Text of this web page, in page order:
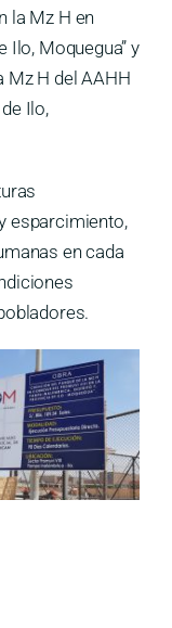
la Mz H en
Ilo, Moquegua” y
Mz H del AAHH
Ilo,
esparcimiento,
en cada